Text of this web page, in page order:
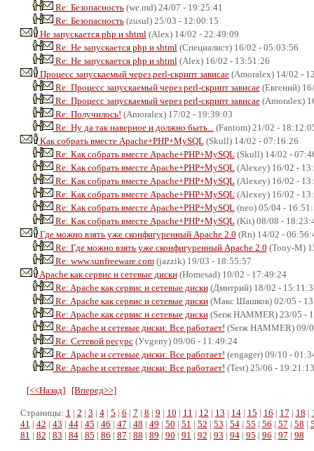
Re: Безопасность(we.md) 24/07 - 19:25:41
Re: Безопасность(zusul) 25/03 - 12:00:15
Не запускается php и shtml (Alex) 14/02 - 22:49:09
Re: Не запускается php и shtml (Специалист) 16/02 - 05:03:56
Re: Не запускается php и shtml (Alex) 16/02 - 13:51:26
Процесс запускаемый через perl-скрипт зависае(Amoralex) 14/02 -
Re: Процесс запускаемый через perl-скрипт зависае(Евгений)
Re: Процесс запускаемый через perl-скрипт зависае(Amoralex)
Re: Получилось! (Amoralex) 17/02 - 19:39:03
Re: Ну да так наверное и должно быть...
(Fantom) 21/02 -
Как собрать вместе Apache+PHP+MySQL(Skull) 14/02 - 07:16:26
Re: Как собрать вместе Apache+PHP+MySQL(Skull) 14/02 -
Re: Как собрать вместе Apache+PHP+MySQL(Alexey) 16/02 -
Re: Как собрать вместе Apache+PHP+MySQL(Alexey) 16/02 -
Re: Как собрать вместе Apache+PHP+MySQL(Alexey) 16/02 -
Re: Как собрать вместе Apache+PHP+MySQL(neo) 05/04 -
Re: Как собрать вместе Apache+PHP+MySQL(Kit) 08/08 -
Где можно взять уже сконфигуренный Apache 2.0 (Rn) 14/02 -
Re: Где можно взять уже сконфигуренный Apache 2.0 (Tony-M)
Re: www.sunfreeware.com(jazzik) 19/03 - 18:55:57
Apache как сервис и сетевые диски(Homesad) 10/02 - 17:49:24
Re: Apache как сервис и сетевые диски(Дмитрий) 18/02 -
Re: Apache как сервис и сетевые диски(Макс Шашков) 02/05 -
Re: Apache как сервис и сетевые диски(Serж HAMMER) 23/05 -
Re: Apache и сетевые диски: Все работает! (Serж HAMMER) 09/
Re: Сетевой ресурс(Уvgeny) 09/06 - 11:49:24
Re: Apache и сетевые диски: Все работает! (engager) 09/10 -
Re: Apache и сетевые диски: Все работает! (Test) 25/06 - 19:21:13
[<<Назад] [Вперед>>]
Страницы: 1 | 2 | 3 | 4| 5 | 6 | 7 | 8 | 9 | 10 | 11 | 12 | 13 | 14| 15 | 16 | 17 | 18 |
41 | 42 | 43 | 44| 45 | 46 | 47 | 48 | 49 | 50 | 51 | 52 | 53 | 54| 55 | 56 | 57 | 58 |
81 | 82 | 83 | 84| 85 | 86 | 87 | 88 | 89 | 90 | 91 | 92 | 93 | 94| 95 | 96 | 97 | 98